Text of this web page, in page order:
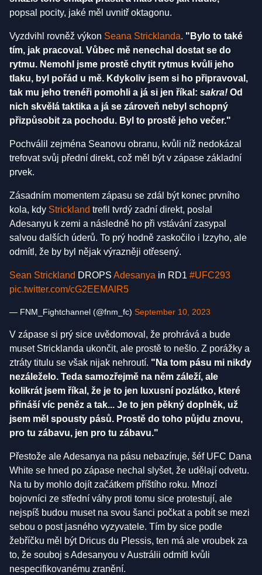
popsal pocity, jaké měl uvnitř oktagonu.
Vyzdvihl rovněž výkon Seana Stricklanda. "Bylo to také
tím, jak pracoval. Vůbec mě nenechal dostat se do
rytmu. Nemohl jsme prostě chytit rytmus kvůli jeho
tlaku, byl pořád u mě. Kdykoliv jsem si ho připravoval,
tak mu jeho trenéři pomohli a já si jen říkal: sakra! Od
nich skvělá taktika a já se zároveň nebyl schopný
přizpůsobit za pochodu. Byl to prostě jeho večer."
Pochválil zejména Seanovu obranu, kvůli níž nedokázal
trefovat svůj přední direkt, což měl být v zápase základní
prvek.
Zásadním momentem zápasu se zdál být konec prvního
kola, kdy Strickland trefil tvrdý zadní direkt, poslal
Adesanyu k zemi a následně ho při vstávání zasypal
salvou dalších úderů. To prý hodně zaskočilo i Izzyho, ale
odmítl, že by byl nějak výrazněji otřesený.
Sean Strickland DROPS Adesanya in RD1 #UFC293
pic.twitter.com/cG2EEMAlR5
— FNM_Fightchannel (@fnm_fc) September 10, 2023
V zápase si prý sice uvědomoval, že prohrává a bude
muset Stricklanda ukončit, ale prostě to nešlo. Z porážky a
ztráty titulu se však nijak nehroutí. "Na tom pásu mi nikdy
nezáleželo. Teda samozřejmě na něm záleží, ale
kolikrát jsem říkal, že je to jen luxusní pozlátko, které
přináší víc peněz a tak... Je to jen pěkný doplněk, už
jsem měl spousty pásů. Prostě do toho půjdu znovu,
pro tu zábavu, jen pro tu zábavu."
Přestože ale Adesanya na pásu nebazíruje, šéf UFC Dana
White se hned po zápase nechal slyšet, že udělají odvetu.
Na tu by mohlo dojít začátkem příštího roku. Mnozí
bojovníci ze střední váhy proti tomu sice protestují, ale
nejspíš budou muset na svou šanci počkat a pobít se mezi
sebou o post jasného vyzyvatele. Tím by sice podle
žebříčku měl být Dricus du Plessis, ten má ale vroubek za
to, že souboj s Adesanyou v Austrálii odmítl kvůli
nespecifikovanému zranění.